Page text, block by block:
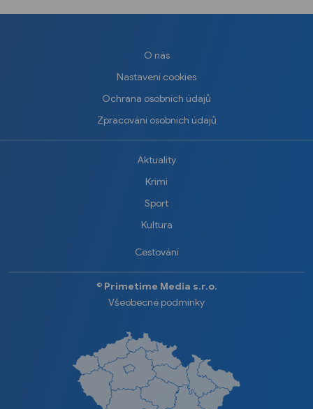
O nás
Nastavení cookies
Ochrana osobních údajů
Zpracování osobních údajů
Aktuality
Krimi
Sport
Kultura
Cestování
©️ Primetime Media s.r.o.
Všeobecné podmínky